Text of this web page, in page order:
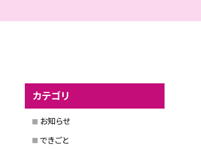
カテゴリ
お知らせ
できごと